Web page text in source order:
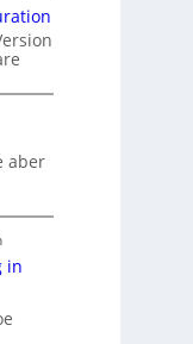
aber
in